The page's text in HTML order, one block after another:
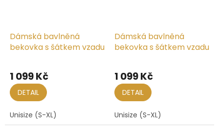
Dámská bavlněná
bekovka s šátkem vzadu
1 099 Kč
DETAIL
Unisize (S-XL)
Dámská bavlněná
bekovka s šátkem vzadu
1 099 Kč
DETAIL
Unisize (S-XL)